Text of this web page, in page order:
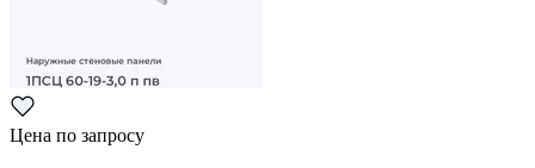
Цена по запросу